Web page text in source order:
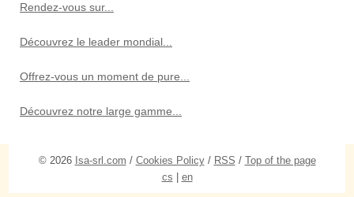
Rendez-vous sur...
Découvrez le leader mondial...
Offrez-vous un moment de pure...
Découvrez notre large gamme...
© 2026 Isa-srl.com / Cookies Policy/ RSS / Top of the page
cs
en